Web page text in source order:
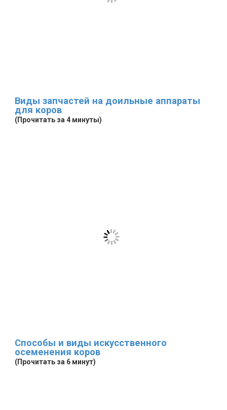
Виды запчастей на доильные аппараты
для коров
(Прочитать за 4 минуты)
Способы и виды искусственного
осеменения коров
(Прочитать за 6 минут)